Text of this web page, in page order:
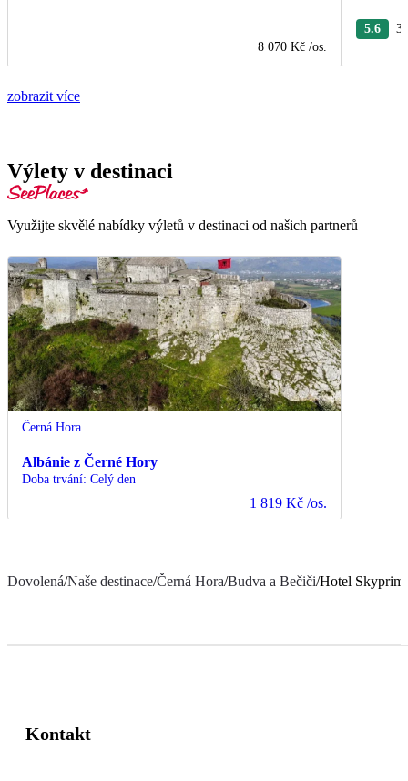
8 070 Kč /os.
5.6 3
zobrazit více
Výlety v destinaci
Využijte skvělé nabídky výletů v destinaci od našich partnerů
Černá Hora
Albánie z Černé Hory
Doba trvání: Celý den
1 819 Kč /os.
Dovolená/Naše destinace/Černá Hora/Budva a Bečiči/Hotel
Kontakt